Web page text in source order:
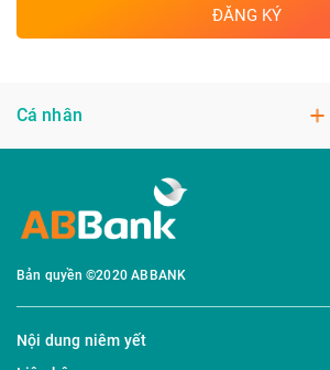
ĐĂNG KÝ
Cá nhân
Bản quyền ©2020 ABBANK
Nội dung niêm yết